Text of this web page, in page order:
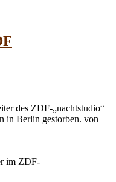
des ZDF-„nachtstudio“
in Berlin gestorben. von
im ZDF-